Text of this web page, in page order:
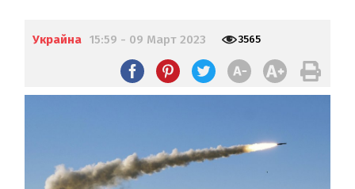
Украйна 15:59 - 09 Март 2023 3565